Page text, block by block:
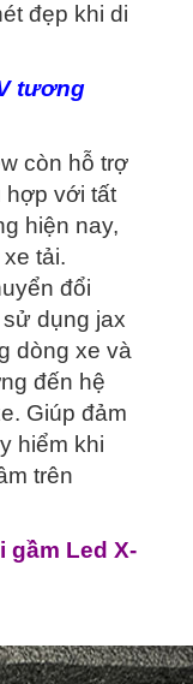
đẹp khi di
tương
còn hỗ trợ
hợp với tất
hiện nay,
tải.
đổi
dụng jax
dòng xe và
đến hệ
Giúp đảm
hiểm khi
trên
gầm Led X-